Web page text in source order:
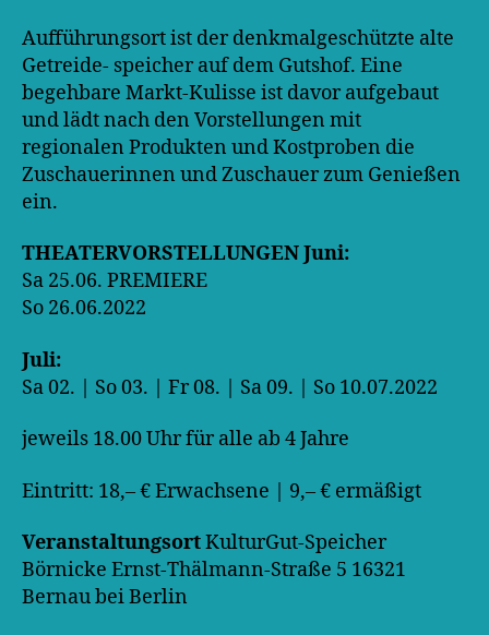
Aufführungsort ist der denkmalgeschützte alte
Getreide- speicher auf dem Gutshof. Eine
begehbare Markt-Kulisse ist davor aufgebaut
und lädt nach den Vorstellungen mit
regionalen Produkten und Kostproben die
Zuschauerinnen und Zuschauer zum Genießen
ein.
THEATERVORSTELLUNGEN Juni:
Sa 25.06. PREMIERE
So 26.06.2022
Juli:
Sa 02. | So 03. | Fr 08. | Sa 09. | So 10.07.2022
jeweils 18.00 Uhr für alle ab 4 Jahre
Eintritt: 18,– € Erwachsene | 9,– € ermäßigt
VeranstaltungsortKulturGut-Speicher
Börnicke Ernst-Thälmann-Straße 5 16321
Bernau bei Berlin